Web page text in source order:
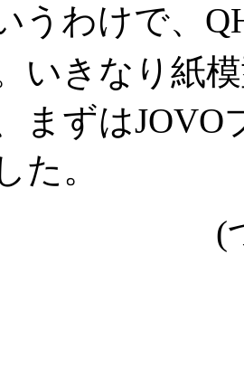
わけで、
いきなり紙
まずは
た。
(